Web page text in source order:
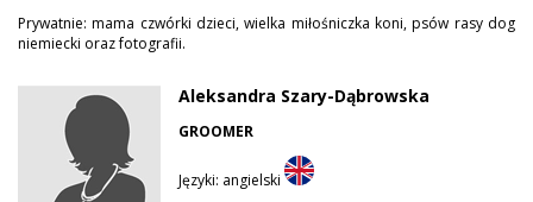
Prywatnie: mama czwórki dzieci, wielka miłośniczka koni, psów rasy dog
niemiecki oraz fotografii.
Aleksandra Szary-Dąbrowska
GROOMER
Języki: angielski